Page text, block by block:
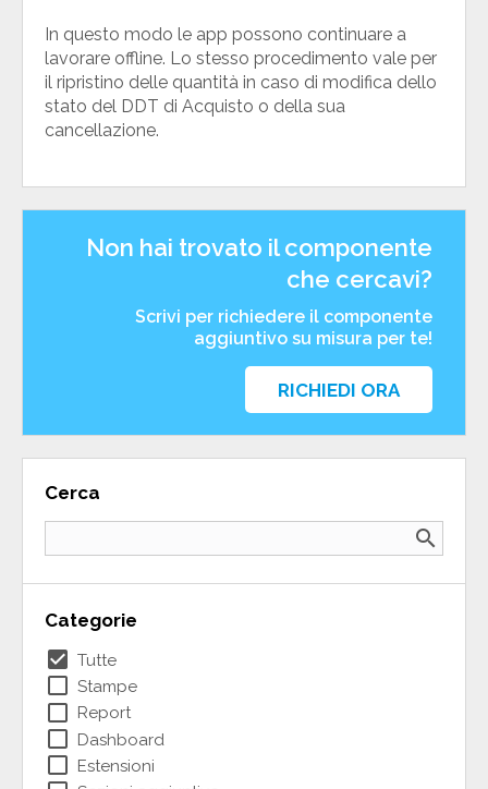
Cerca
search
Categorie
check_box Tutte
check_box_outline_blank Stampe
check_box_outline_blank Report
check_box_outline_blank Dashboard
check_box_outline_blank Estensioni
In questo modo le app possono continuare a
lavorare offline. Lo stesso procedimento vale per
il ripristino delle quantità in caso di modifica dello
stato del DDT di Acquisto o della sua
cancellazione.
Non hai trovato il componente
che cercavi?
Scrivi per richiedere il componente
aggiuntivo su misura per te!
RICHIEDI ORA